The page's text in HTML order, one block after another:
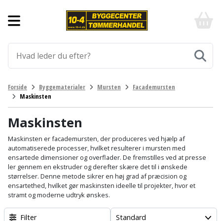
Aluprofiler
Armering
Asfalt
Befæstigelse
Bordplade
Byggeplader
Bygningsbeslag
Gulve
Fliser
og
klinker
Gulvunderlag
Gulvvarme
Laminatgulv
Værktøj
Afmærkning
Arbejdsbuk
Arbejdsvogn
Bærehåndtag
Båndstrammer
og
Elværktøj
Afkortersav
Afstandsmåler
Arbejdsbord
Arbejdslamper
og
Havemaskiner
Brændekløver
Buskrydder
Dykpumpe
Hus,
have
og
fritid
Affaldssortering
Maling
-
billigt
og
-
og
Forside Byggematerialer Mursten
Facademursten
Maskinsten
Maskinsten
Maskinsten er facademursten, der produceres ved hjælp af
automatiserede processer, hvilket resulterer i mursten med
ensartede dimensioner og overflader. De fremstilles ved at presse
ler gennem en ekstruder og derefter skære det til i ønskede
størrelser. Denne metode sikrer en høj grad af præcision og
ensartethed, hvilket gør maskinsten ideelle til projekter, hvor et
stramt og moderne udtryk ønskes.
Filter Standard